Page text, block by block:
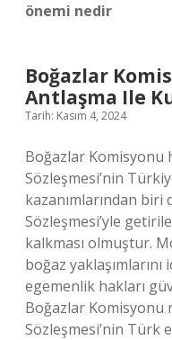
önemi nedir
Boğazlar
Antlaşma Ile
Tarih: Kasım 4, 2024
Boğazlar Komisyonu
Sözleşmesi’nin
kazanımlarından biri
Sözleşmesi’yle
kalkması olmuştur.
boğaz
egemenlik hakları
Boğazlar Komisyonu
Sözleşmesi’nin Türk